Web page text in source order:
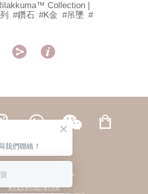
Collection |
#鑽石 #K金 #吊墜 #
 
體 | 簡体
集團 版權所有 不得轉載 私隱政策
貴金屬及寶石A類註冊交易商
我們聯絡！